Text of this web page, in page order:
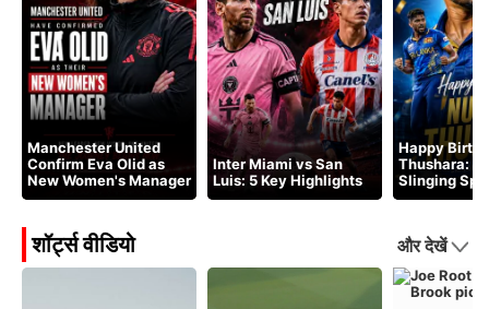
Manchester United
Confirm Eva Olid as
New Women's Manager
Inter Miami vs San
Luis: 5 Key Highlights
Happy
Thushara:
Slinging
शॉर्ट्स वीडियो और देखें